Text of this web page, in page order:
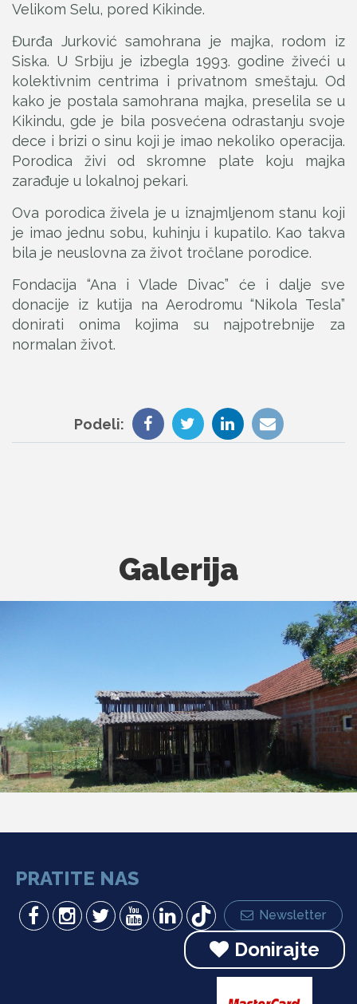
Velikom Selu, pored Kikinde.
Đurđa Jurković samohrana je majka, rodom iz
Siska. U Srbiju je izbegla 1993. godine živeći u
kolektivnim centrima i privatnom smeštaju. Od
kako je postala samohrana majka, preselila se u
Kikindu, gde je bila posvećena odrastanju svoje
dece i brizi o sinu koji je imao nekoliko operacija.
Porodica živi od skromne plate koju majka
zarađuje u lokalnoj pekari.
Ova porodica živela je u iznajmljenom stanu koji
je imao jednu sobu, kuhinju i kupatilo. Kao takva
bila je neuslovna za život tročlane porodice.
Fondacija “Ana i Vlade Divac” će i dalje sve
donacije iz kutija na Aerodromu “Nikola Tesla”
donirati onima kojima su najpotrebnije za
normalan život.
Podeli:
Galerija
PRATITE NAS
Newsletter
Donirajte